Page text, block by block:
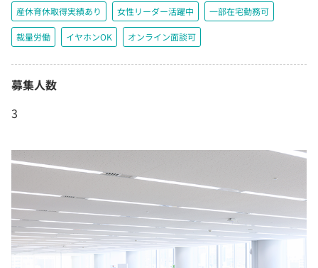
産休育休取得実績あり 女性リーダー活躍中 一部在宅勤務可
裁量労働 イヤホンOK オンライン面談可
募集人数
3